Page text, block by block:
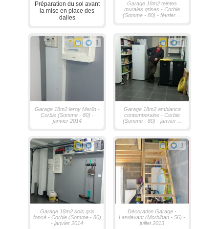
Préparation du sol avant
la mise en place des
dalles
Garage 18m2 teintes
murales grises - Corbie
(Somme - 80) - février ...
3
Garage 18m2 leroy Merlin -
Corbie (Somme - 80) -
janvier 2014
3
Garage 18m2 ambiance
contemporaine - Corbie
(Somme - 80) - janvier ...
3
Garage 18m2 sols gris
foncé - Corbie (Somme - 80)
- janvier 2014
3
Décoration Garage -
Landevant (Morbihan - 56) -
juillet 2013